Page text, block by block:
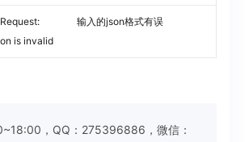
is invalid
输入的json格式有误
，QQ：275396886，微信：